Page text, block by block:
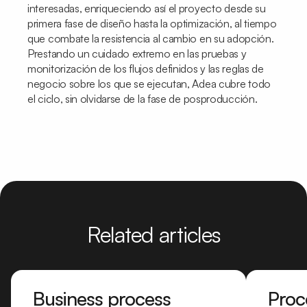
interesadas, enriqueciendo así el proyecto desde su
primera fase de diseño hasta la optimización, al tiempo
que combate la resistencia al cambio en su adopción.
Prestando un cuidado extremo en las pruebas y
monitorización de los flujos definidos y las reglas de
negocio sobre los que se ejecutan, Adea cubre todo
el ciclo, sin olvidarse de la fase de posproducción.
Related articles
Business process